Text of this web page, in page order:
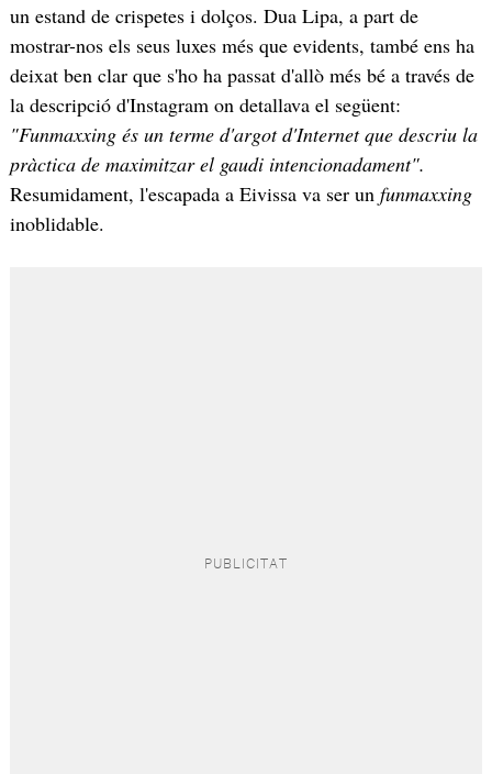
un estand de crispetes i dolços. Dua Lipa, a part de
mostrar-nos els seus luxes més que evidents, també ens ha
deixat ben clar que s'ho ha passat d'allò més bé a través de
la descripció d'Instagram on detallava el següent:
"Funmaxxing és un terme d'argot d'Internet que descriu la
pràctica de maximitzar el gaudi intencionadament".
Resumidament, l'escapada a Eivissa va ser un funmaxxing
inoblidable.